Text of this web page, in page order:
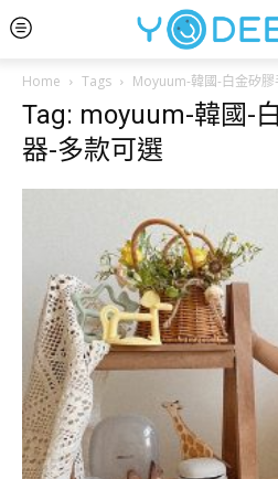
Home Tags Moyuum-韓國-白金矽
Tag: moyuum-韓國-
器-多款可選